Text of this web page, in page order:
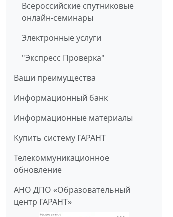
Всероссийские спутниковые
онлайн-семинары
Электронные услуги
"Экспресс Проверка"
Ваши преимущества
Информационный банк
Информационные материалы
Купить систему ГАРАНТ
Телекоммуникационное
обновление
АНО ДПО «Образовательный
центр ГАРАНТ»